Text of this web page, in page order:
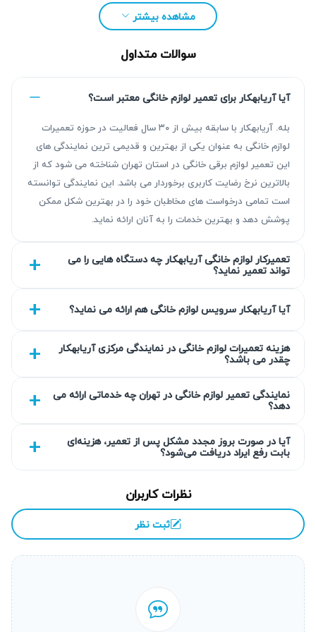
مزیت‌ آریابهکار برای تعمیر پکیج در دولت آباد
تیم آریابهکار با بیش از ۳۰ سال تجربه در تعمیرات پکیج، نتیجه‌ای
قابل اعتماد از عیب‌یابی دقیق و تعمیر استاندارد ارائه می‌دهد.
هستند که اطمینان خاطر شما را فراهم می‌کند. استفاده از
که کیفیت کار را تضمین می‌کند.
گارانتی کتبی خدمات
گارانتی کتبی حداقل ۹۰ روز هستند. این گارانتی نشان‌دهنده تعهد
ما به کیفیت تعمیرات و رضایت مشتری است. در طول مدت
ضمانت، هر گونه مشکل احتمالی بدون هزینه اضافی برطرف
می‌شود. گارانتی شفاف، امنیت و اطمینان را برای مشتریان
انتخاب سطح کیفی قطعه به انتخاب شما
در آریابهکار، مشتریان امکان انتخاب نوع قطعه به تناسب بودجه و
نیاز خود را دارند. ما قطعات اورجینال، استاندارد و اقتصادی را
ارائه می‌دهیم که همه آن‌ها مطابق با استانداردهای فنی لازم
هستند. توضیحات کامل درباره هر نوع قطعه داده می‌شود تا
مشاهده بیشتر
سوالات متداول
آیا آریابهکار برای تعمیر لوازم خانگی معتبر است؟
بله. آریابهکار با سابقه بیش از ۳۰ سال فعالیت در حوزه تعمیرات
لوازم خانگی به عنوان یکی از بهترین و قدیمی ترین نمایندگی های
این تعمیر لوازم برقی خانگی در استان تهران شناخته می شود که از
بالاترین نرخ رضایت کاربری برخوردار می باشد. این نمایندگی توانسته
است تمامی درخواست های مخاطبان خود را در بهترین شکل ممکن
پوشش دهد و بهترین خدمات را به آنان ارائه نماید.
تعمیرکار لوازم خانگی آریابهکار چه دستگاه هایی را می
تواند تعمیر نماید؟
آیا آریابهکار سرویس لوازم خانگی هم ارائه می نماید؟
هزینه تعمیرات لوازم خانگی در نمایندگی مرکزی آریابهکار
چقدر می باشد؟
نمایندگی تعمیر لوازم خانگی در تهران چه خدماتی ارائه می
دهد؟
آیا در صورت بروز مجدد مشکل پس از تعمیر، هزینه‌ای
بابت رفع ایراد دریافت می‌شود؟
نظرات کاربران
ثبت نظر